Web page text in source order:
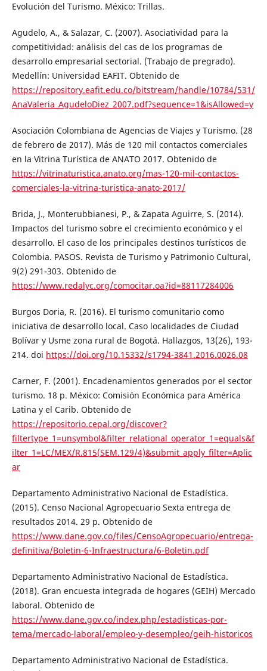
Evolución del Turismo. México: Trillas.
Agudelo, A., & Salazar, C. (2007). Asociatividad para la
competitividad: análisis del cas de los programas de
desarrollo empresarial sectorial. (Trabajo de pregrado).
Medellín: Universidad EAFIT. Obtenido de
https://repository.eafit.edu.co/bitstream/handle/10784/531/
AnaValeria_AgudeloDiez_2007.pdf?sequence=1&isAllowed=y
Asociación Colombiana de Agencias de Viajes y Turismo. (28
de febrero de 2017). Más de 120 mil contactos comerciales
en la Vitrina Turística de ANATO 2017. Obtenido de
https://vitrinaturistica.anato.org/mas-120-mil-contactos-
comerciales-la-vitrina-turistica-anato-2017/
Brida, J., Monterubbianesi, P., & Zapata Aguirre, S. (2014).
Impactos del turismo sobre el crecimiento económico y el
desarrollo. El caso de los principales destinos turísticos de
Colombia. PASOS. Revista de Turismo y Patrimonio Cultural,
9(2) 291-303. Obtenido de
https://www.redalyc.org/comocitar.oa?id=88117284006
Burgos Doria, R. (2016). El turismo comunitario como
iniciativa de desarrollo local. Caso localidades de Ciudad
Bolívar y Usme zona rural de Bogotá. Hallazgos, 13(26), 193-
214. doi https://doi.org/10.15332/s1794-3841.2016.0026.08
Carner, F. (2001). Encadenamientos generados por el sector
turismo. 18 p. México: Comisión Económica para América
Latina y el Carib. Obtenido de
https://repositorio.cepal.org/discover?
filtertype_1=unsymbol&filter_relational_operator_1=equals&f
ilter_1=LC/MEX/R.815(SEM.129/4)&submit_apply_filter=Aplic
ar
Departamento Administrativo Nacional de Estadística.
(2015). Censo Nacional Agropecuario Sexta entrega de
resultados 2014. 29 p. Obtenido de
https://www.dane.gov.co/files/CensoAgropecuario/entrega-
definitiva/Boletin-6-Infraestructura/6-Boletin.pdf
Departamento Administrativo Nacional de Estadística.
(2018). Gran encuesta integrada de hogares (GEIH) Mercado
laboral. Obtenido de
https://www.dane.gov.co/index.php/estadisticas-por-
tema/mercado-laboral/empleo-y-desempleo/geih-historicos
Departamento Administrativo Nacional de Estadística.